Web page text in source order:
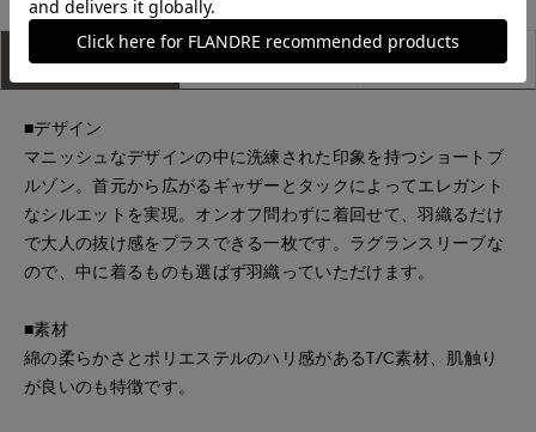
アイテム説明 サイズ詳細 購入レビュー
■デザイン
マニッシュなデザインの中に洗練された印象を持つショートブ
ルゾン。首元から広がるギャザーとタックによってエレガント
なシルエットを実現。オンオフ問わずに着回せて、羽織るだけ
で大人の抜け感をプラスできる一枚です。ラグランスリーブな
ので、中に着るものも選ばず羽織っていただけます。
■素材
綿の柔らかさとポリエステルのハリ感があるT/C素材、肌触り
が良いのも特徴です。